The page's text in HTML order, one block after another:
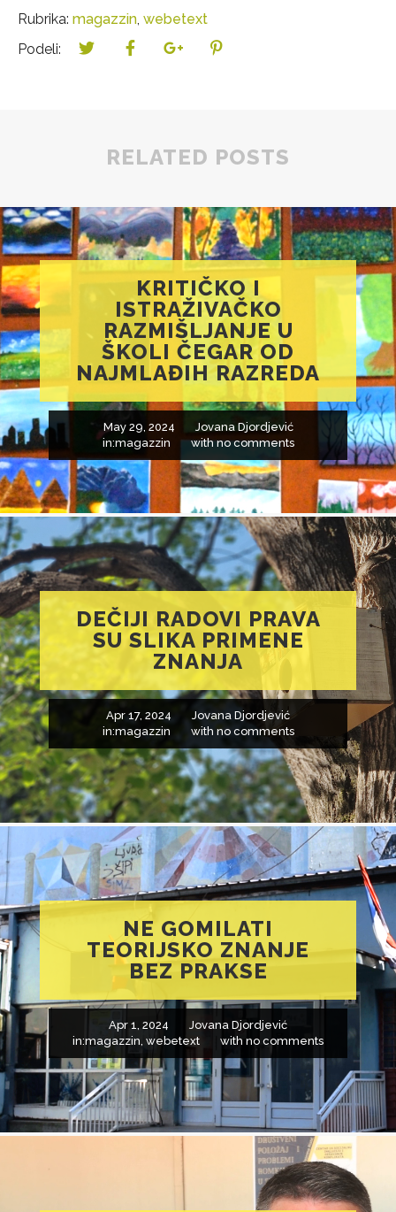
Rubrika: magazzin, webetext
Podeli:
RELATED POSTS
KRITIČKO I
ISTRAŽIVAČKO
RAZMIŠLJANJE U
ŠKOLI ČEGAR OD
NAJMLAĐIH RAZREDA
May 29, 2024
Jovana Djordjević
in:magazzin withno comments
DEČIJI RADOVI PRAVA
SU SLIKA PRIMENE
ZNANJA
Apr 17, 2024
Jovana Djordjević
in:magazzin with no comments
NE GOMILATI
TEORIJSKO ZNANJE
BEZ PRAKSE
Apr 1, 2024
Jovana Djordjević
in:magazzin webetext with no comments